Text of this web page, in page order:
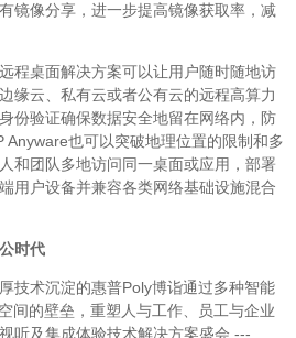
镜像分享，进一步提高镜像获取率，减
程桌面解决方案可以让用户随时随地访
缘云、私有云或者公有云的远程高算力
份验证确保数据安全地留在网络内，防
Anyware也可以突破地理位置的限制和多
和团队多地访问同一桌面或应用，部署
用户设备并兼容各类网络基础设施混合
时代
技术沉淀的惠普Poly博诣通过多种智能
间的壁垒，重塑人与工作、员工与企业
听及集成体验技术解决方案盛会 ---